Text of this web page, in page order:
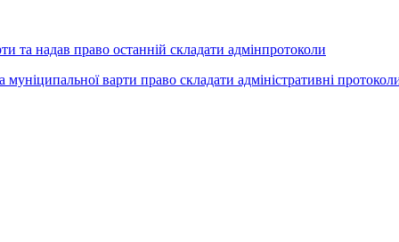
та надав право останній складати адмінпротоколи
муніципальної варти право складати адміністративні